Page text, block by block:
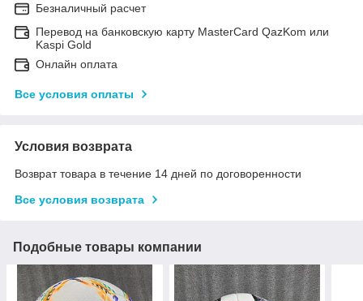
Безналичный расчет
Перевод на банковскую карту MasterCard QazKom или
Kaspi Gold
Онлайн оплата
Все условия оплаты
Условия возврата
Возврат товара в течение 14 дней по договоренности
Все условия возврата
Подобные товары компании